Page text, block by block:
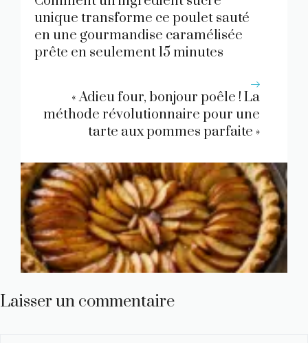
unique transforme ce poulet sauté
en une gourmandise caramélisée
prête en seulement 15 minutes
« Adieu four, bonjour poêle ! La
méthode révolutionnaire pour une
tarte aux pommes parfaite »
Laisser un commentaire